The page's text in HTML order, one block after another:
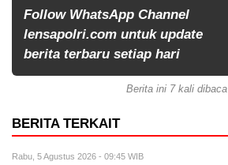
Follow WhatsApp Channel
lensapolri.com untuk update
berita terbaru setiap hari
Berita ini 7 kali dibaca
BERITA TERKAIT
Rabu, 5 Agustus 2026 - 09:45 WIB